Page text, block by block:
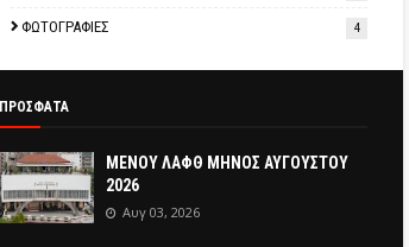
ΦΩΤΟΓΡΑΦΙΕΣ 4
ΠΡΟΣΦΑΤΑ
ΜΕΝΟΥ ΛΑΦΘ ΜΗΝΟΣ ΑΥΓΟΥΣΤΟΥ
2026
Αυγ 03, 2026